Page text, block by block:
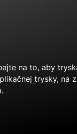
na to, aby
trysky, na